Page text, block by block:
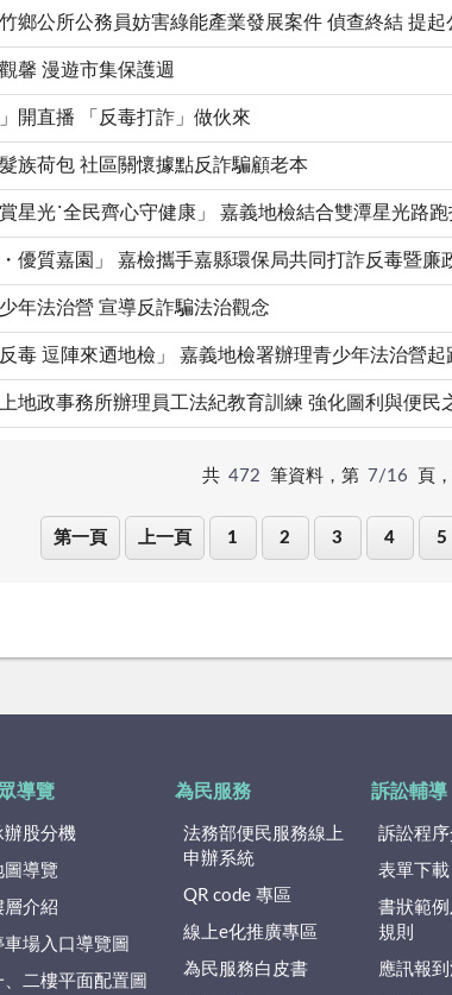
鄉公所公務員妨害綠能產業發展案件 偵查終結 提起
馨 漫遊市集保護週
」開直播 「反毒打詐」做伙來
族荷包 社區關懷據點反詐騙顧老本
賞星光˙全民齊心守健康」 嘉義地檢結合雙潭星光路
・優質嘉園」 嘉檢攜手嘉縣環保局共同打詐反毒暨廉
年法治營 宣導反詐騙法治觀念
反毒 逗陣來迺地檢」 嘉義地檢署辦理青少年法治營起
地政事務所辦理員工法紀教育訓練 強化圖利與便民
共 472 筆資料，第 7/16 頁，
第一頁 上一頁 1 2 3 4 5
導覽
辦股分機
圖導覽
層介紹
車場入口導覽圖
、二樓平面配置圖
為民服務
法務部便民服務線上
申辦系統
QR code 專區
線上e化推廣專區
為民服務白皮書
訴訟輔導
訴訟程
表單下載
書狀範
規則
應訊報